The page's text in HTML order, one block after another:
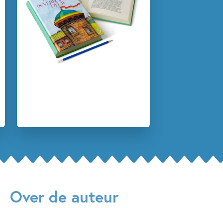
Fantasie & magie
Sprookjes, mythen & legendes
Selma Noort
Over de auteur